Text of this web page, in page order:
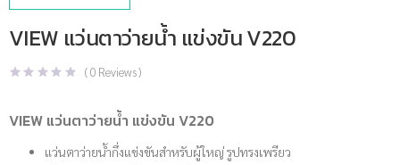
VIEW แว่นตาว่ายน้ำ แข่งขัน V220
(0 Reviews )
VIEW แว่นตาว่ายน้ำ แข่งขัน V220
แว่นตาว่ายน้ำกึ่งแข่งขันสำหรับผู้ใหญ่ รูปทรงเพรียว